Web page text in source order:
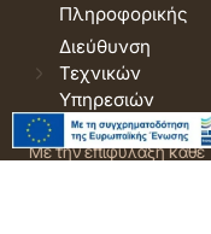
Πληροφορικής
Διεύθυνση
Τεχνικών
Υπηρεσιών
© 2026 Δήμος Δράμας.
Με την επιφύλαξη κάθε